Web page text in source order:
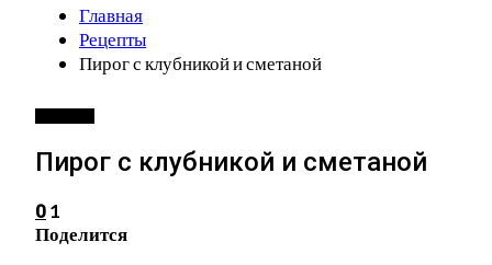
Главная
Рецепты
Пирог с клубникой и сметаной
Пирог с клубникой и сметаной
0 1
Поделится